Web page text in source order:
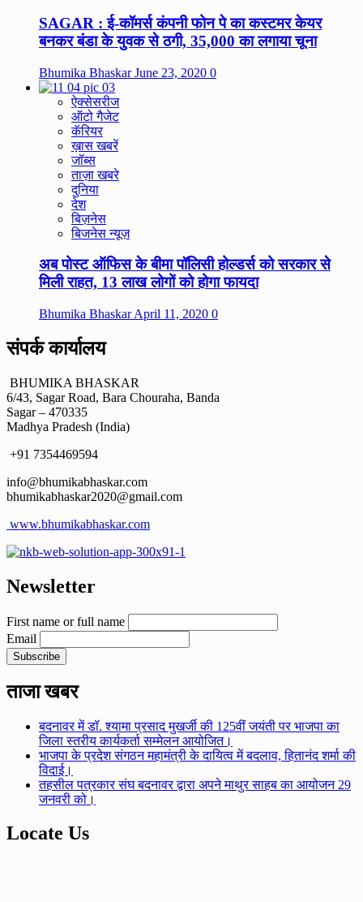
SAGAR : ई-कॉमर्स कंपनी फोन पे का कस्टमर केयर
बनकर बंडा के युवक से ठगी, 35,000 का लगाया चूना
Bhumika BhaskarJune 23, 2020 0
ऐक्सेसरीज
ऑटो गैजेट
कॅरियर
ख़ास खबरें
जॉब्स
ताज़ा खबरे
दुनिया
देश
बिज़नेस
बिजनेस न्यूज़
अब पोस्ट ऑफिस के बीमा पॉलिसी होल्डर्स को सरकार से
मिली राहत, 13 लाख लोगों को होगा फायदा
Bhumika BhaskarApril 11, 2020 0
संपर्क कार्यालय
BHUMIKA BHASKAR
6/43, Sagar Road, Bara Chouraha, Banda
Sagar – 470335
Madhya Pradesh (India)
+91 7354469594
info@bhumikabhaskar.com
bhumikabhaskar2020@gmail.com
www.bhumikabhaskar.com
Newsletter
First name or full name
Email
ताजा खबर
बदनावर में डॉ. श्यामा प्रसाद मुखर्जी की 125वीं जयंती पर भाजपा का
जिला स्तरीय कार्यकर्ता सम्मेलन आयोजित।
भाजपा के प्रदेश संगठन महामंत्री के दायित्व में बदलाव, हितानंद शर्मा की
विदाई।
तहसील पत्रकार संघ बदनावर द्वारा अपने माथुर साहब का आयोजन 29
जनवरी को।
Locate Us